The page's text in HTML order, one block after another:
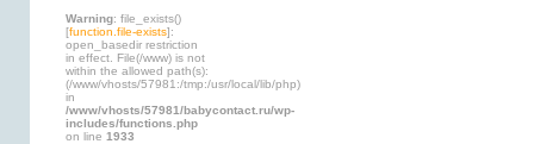
Warning: file_exists()
[function.file-exists]:
open_basedir restriction
in effect. File(/www) is not
within the allowed path(s):
(/www/vhosts/57981:/tmp:/usr/local/lib/php)
in
/www/vhosts/57981/babycontact.ru/wp-
includes/functions.php
on line 1933